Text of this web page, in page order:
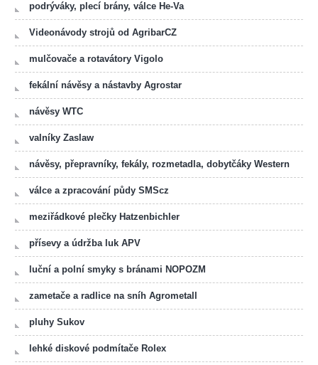
podrýváky, plecí brány, válce He-Va
Videonávody strojů od AgribarCZ
mulčovače a rotavátory Vigolo
fekální návěsy a nástavby Agrostar
návěsy WTC
valníky Zaslaw
návěsy, přepravníky, fekály, rozmetadla, dobytčáky Western
válce a zpracování půdy SMScz
meziřádkové plečky Hatzenbichler
přísevy a údržba luk APV
luční a polní smyky s bránami NOPOZM
zametače a radlice na sníh Agrometall
pluhy Sukov
lehké diskové podmítače Rolex